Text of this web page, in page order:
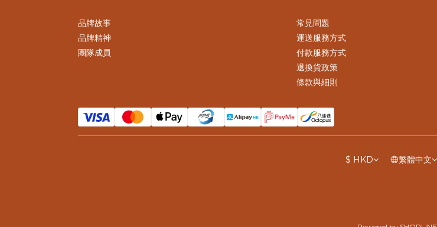
品牌故事
品牌精神
團隊成員
常見問題
運送服務方式
付款服務方式
退換貨政策
條款與細則
$ HKD 繁體中文